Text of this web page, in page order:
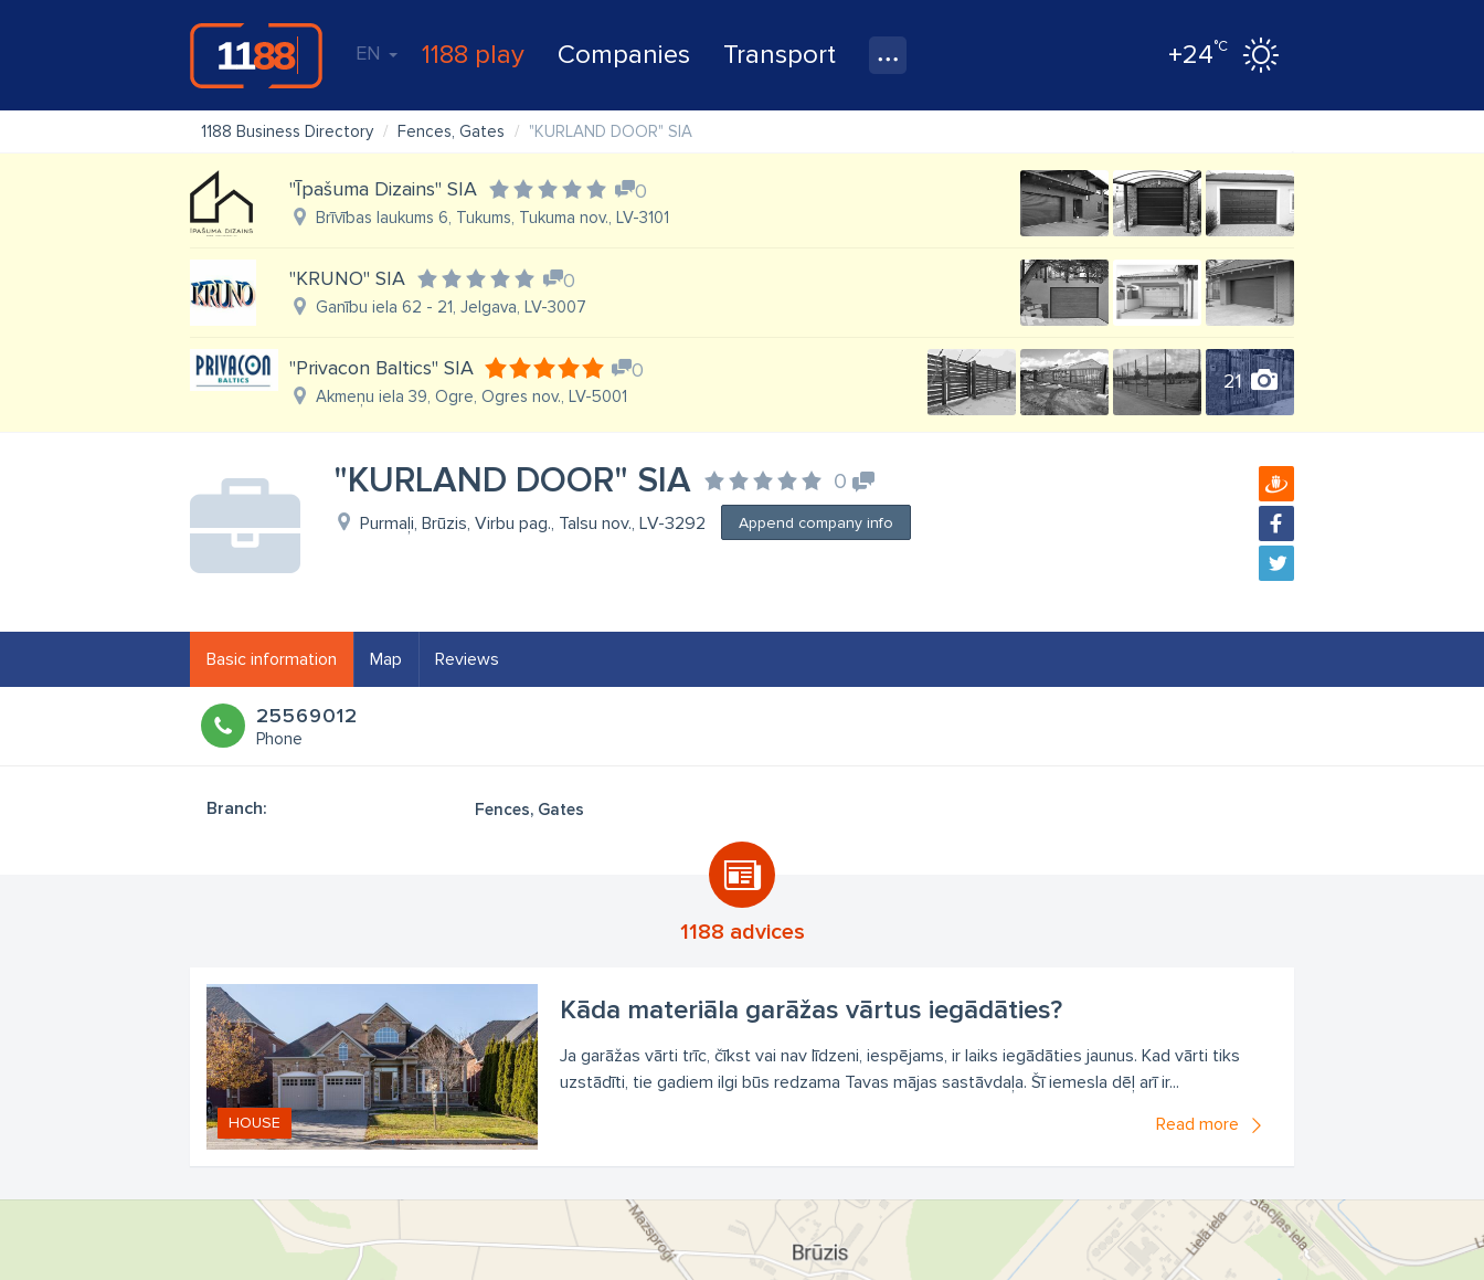
EN 1188 play Companies Transport +24°C
1188 Business Directory Fences, Gates "KURLAND DOOR" SIA
"Īpašuma Dizains" SIA 0
Brīvības laukums 6, Tukums, Tukuma nov., LV-3101
"KRUNO" SIA 0
Ganību iela 62 - 21, Jelgava, LV-3007
"Privacon Baltics" SIA 0
Akmeņu iela 39, Ogre, Ogres nov., LV-5001
21
"KURLAND DOOR" SIA 0
Purmaļi, Brūzis, Virbu pag., Talsu nov., LV-3292 Append company info
Basic information Map Reviews
25569012
Phone
Branch: Fences, Gates
1188 advices
Kāda materiāla garāžas vārtus iegādāties?
HOUSE
Ja garāžas vārti trīc, čīkst vai nav līdzeni, iespējams, ir laiks iegādāties jaunus. Kad vārti tiks
uzstādīti, tie gadiem ilgi būs redzama Tavas mājas sastāvdaļa. Šī iemesla dēļ arī ir...
Read more